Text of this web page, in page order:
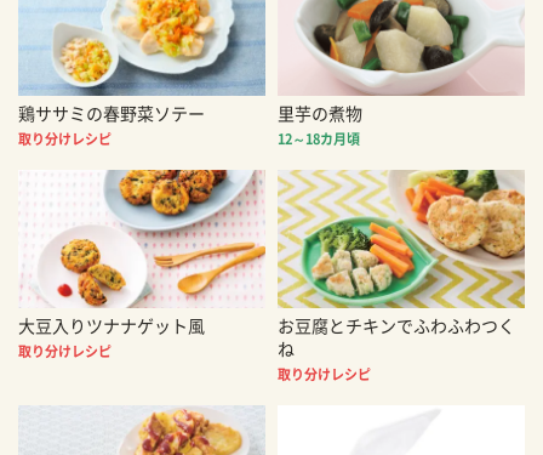
鶏ササミの春野菜ソテー
取り分けレシピ
里芋の煮物
12～18カ月頃
大豆入りツナナゲット風
取り分けレシピ
お豆腐とチキンでふわふわつく
ね
取り分けレシピ